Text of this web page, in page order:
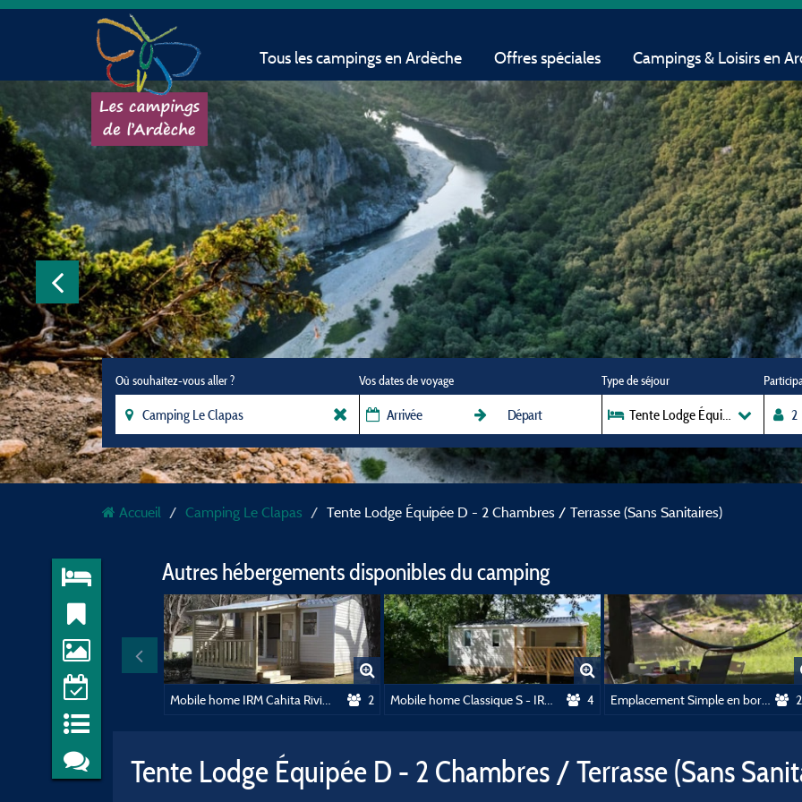
Tous les campings en Ardèche Offres spéciales Campings & Loisirs en
Où souhaitez-vous aller ? Vos dates de voyage Type de séjour
Tente Lodge Équipée D - 2
Accueil Camping Le Clapas Tente Lodge Équipée D - 2 Chambres / Terrasse (Sans Sanitaires)
Autres hébergements disponibles du camping
Mobile home IRM Cahita Riviera D - Climatisé (1 chambre) 2 Mobile home Classique S - IRM Loggia - Climatisé (2 chambres) 4 Emplacement Simple en bord de rivière (2 personnes + 1 voiture + 1 tente) - sans électricité
Tente Lodge Équipée D - 2 Chambres / Terrasse (Sans